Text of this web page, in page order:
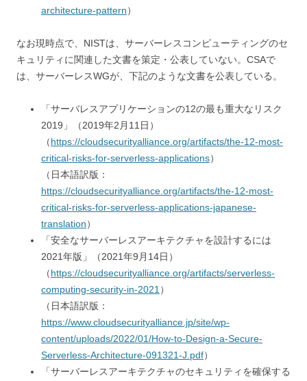
architecture-pattern）
なお現時点で、NISTは、サーバーレスコンピューティングのセ
キュリティに関連した文書を策定・公表していない。CSAで
は、サーバーレスWGが、下記のような文書を公表している。
「サーバレスアプリケーションの12の最も重大なリスク
2019」（2019年2月11日）
（https://cloudsecurityalliance.org/artifacts/the-12-most-
critical-risks-for-serverless-applications）
（日本語訳版：
https://cloudsecurityalliance.org/artifacts/the-12-most-
critical-risks-for-serverless-applications-japanese-
translation）
「安全なサーバーレスアーキテクチャを設計するには
2021年版」（2021年9月14日）
（https://cloudsecurityalliance.org/artifacts/serverless-
computing-security-in-2021 ）
（日本語訳版：
https://www.cloudsecurityalliance.jp/site/wp-
content/uploads/2022/01/How-to-Design-a-Secure-
Serverless-Architecture-091321-J.pdf）
「サーバーレスアーキテクチャのセキュリティを確保する